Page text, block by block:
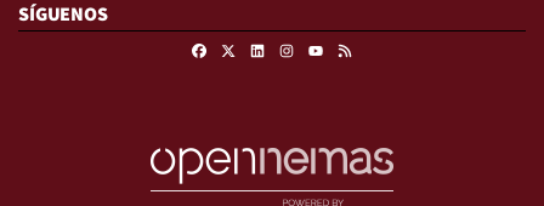
SÍGUENOS
FacebookLinkedinInstagram